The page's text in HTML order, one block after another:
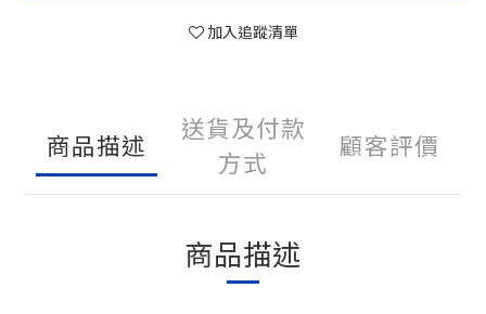
加入追蹤清單
商品描述
送貨及付款
方式
顧客評價
商品描述